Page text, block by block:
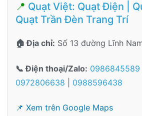
📍 Quạt Việt: Quạt Điện |
Quạt Trần Đèn Trang Trí
🏠 Địa chỉ: Số 13 đường Lĩnh
📞 Điện thoại/Zalo: 0986845589
0972806638
0988596438
📌 Xem trên Google Maps